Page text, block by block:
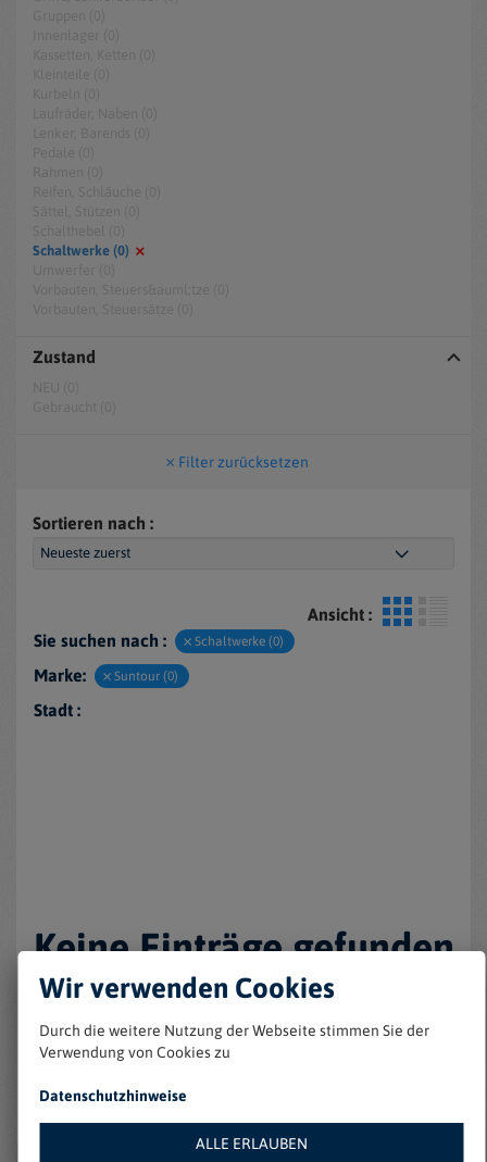
Schaltwerke (0)
Zustand
Filter zurücksetzen
Sortieren nach :
Ansicht :
Sie suchen nach :
Schaltwerke (0)
Marke: Suntour (0)
Stadt :
Keine Einträge gefunden
Wir verwenden Cookies
Durch die weitere Nutzung der Webseite stimmen Sie der
Verwendung von Cookies zu
Datenschutzhinweise
ALLE ERLAUBEN